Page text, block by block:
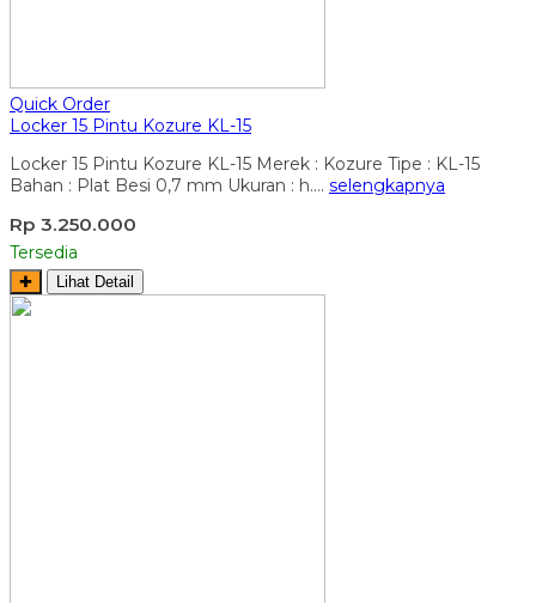
Quick Order
Locker 15 Pintu Kozure KL-15
Locker 15 Pintu Kozure KL-15 Merek : Kozure Tipe : KL-15
Bahan : Plat Besi 0,7 mm Ukuran : h…. selengkapnya
Rp 3.250.000
Tersedia
✚ Lihat Detail